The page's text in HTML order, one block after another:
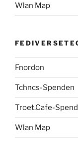
Wlan Map
Fnordon
Tchncs-Spenden
Troet.Cafe-
Wlan Map